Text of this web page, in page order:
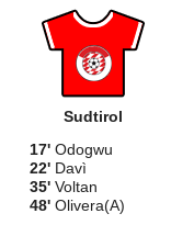
Sudtirol
17' Odogwu
22' Davì
35' Voltan
48' Olivera(A)